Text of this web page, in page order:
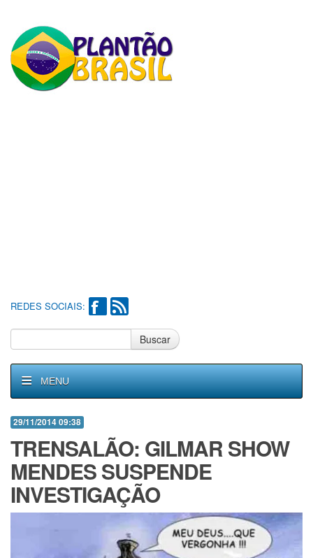
REDES SOCIAIS:
Buscar
MENU
29/11/2014 09:38
TRENSALÃO: GILMAR SHOW
MENDES SUSPENDE
INVESTIGAÇÃO